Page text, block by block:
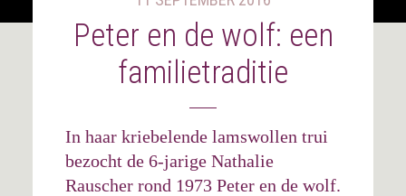
Peter en de wolf: een
familietraditie
In haar kriebelende lamswollen trui
bezocht de 6-jarige Nathalie
Rauscher rond 1973 Peter en de wolf.